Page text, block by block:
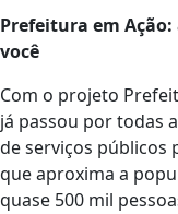
Prefeitura em
você
Com o projeto
já passou por todas
de serviços públicos
que aproxima a
quase 500 mil